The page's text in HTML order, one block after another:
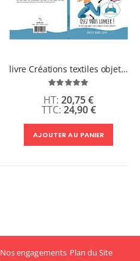
livre Créations textiles objets, osez vous lancer !
Évaluation:
24,90 €
20,75 €
AJOUTER AU PANIER
Nos engagements Plan du Site